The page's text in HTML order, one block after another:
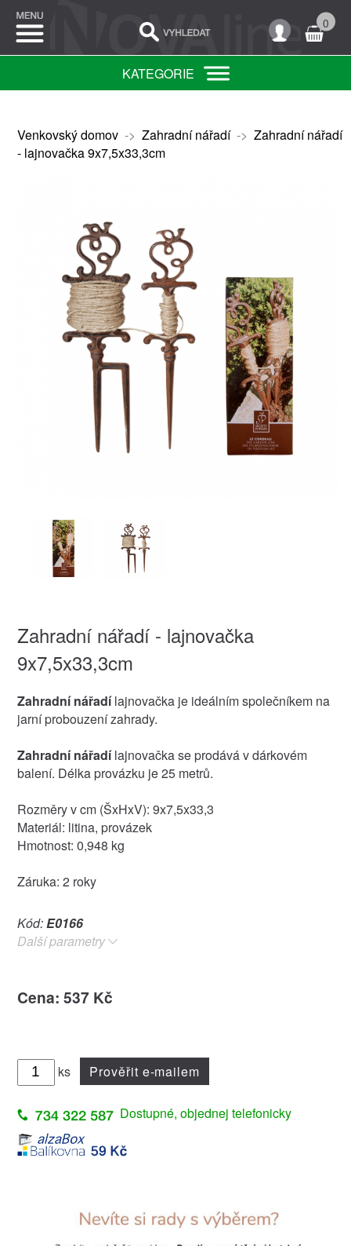
0
KATEGORIE
Venkovský domov-> Zahradní nářadí-> Zahradní nářadí
- lajnovačka 9x7,5x33,3cm
Zahradní nářadí - lajnovačka
9x7,5x33,3cm
Zahradní nářadílajnovačka je ideálním společníkem na
jarní probouzení zahrady.
Zahradní nářadílajnovačka se prodává v dárkovém
balení. Délka provázku je 25 metrů.
Rozměry v cm (ŠxHxV): 9x7,5x33,3
Materiál: litina, provázek
Hmotnost: 0,948 kg
Záruka: 2 roky
Kód:E0166
Další parametry
Cena: 537 Kč
ks Prověřit e-mailem
Dostupné, objednej telefonicky